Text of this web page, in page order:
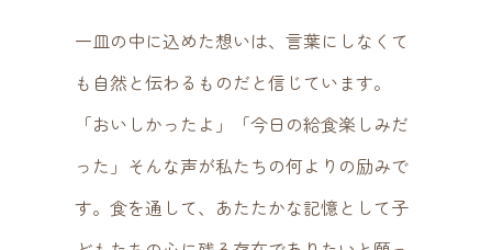
一皿の中に込めた想いは、言葉にしなくて
も自然と伝わるものだと信じています。
「おいしかったよ」「今日の給食楽しみだ
った」そんな声が私たちの何よりの励みで
す。食を通して、あたたかな記憶として子